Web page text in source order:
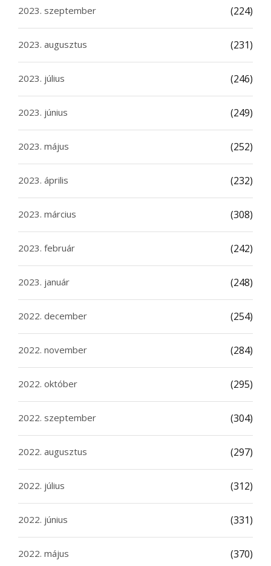
2023. szeptember (224)
2023. augusztus (231)
2023. július (246)
2023. június (249)
2023. május (252)
2023. április (232)
2023. március (308)
2023. február (242)
2023. január (248)
2022. december (254)
2022. november (284)
2022. október (295)
2022. szeptember (304)
2022. augusztus (297)
2022. július (312)
2022. június (331)
2022. május (370)